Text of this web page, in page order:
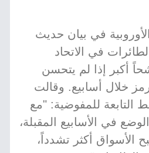
في بيان حديث
في الاتحاد
أكبر إذا لم يتحسن
خلال أسابيع. وقالت
التابعة للمفوضية: "مع
في الأسابيع المقبلة،
الأسواق أكثر تشدداً،